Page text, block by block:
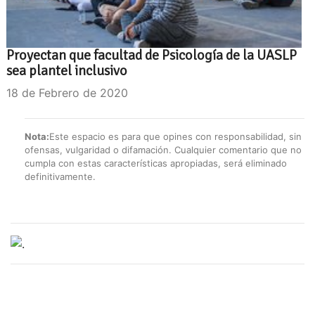
Proyectan que facultad de Psicología de la UASLP
sea plantel inclusivo
18 de Febrero de 2020
Nota:Este espacio es para que opines con responsabilidad, sin
ofensas, vulgaridad o difamación. Cualquier comentario que no
cumpla con estas características apropiadas, será eliminado
definitivamente.